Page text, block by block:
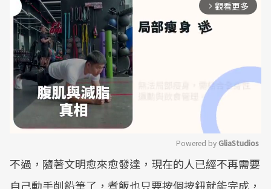
arrow_forward_ios 觀看更多
Mute
Powered by GliaStudios
不過，隨著文明愈來愈發達，現在的人已經不再需要
自己動手削鉛筆了，煮飯也只要按個按鈕就能完成，